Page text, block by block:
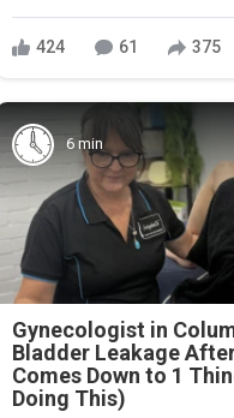
424 61 375
6 min
Gynecologist in
Bladder Leakage
Comes Down to 1
Doing This)